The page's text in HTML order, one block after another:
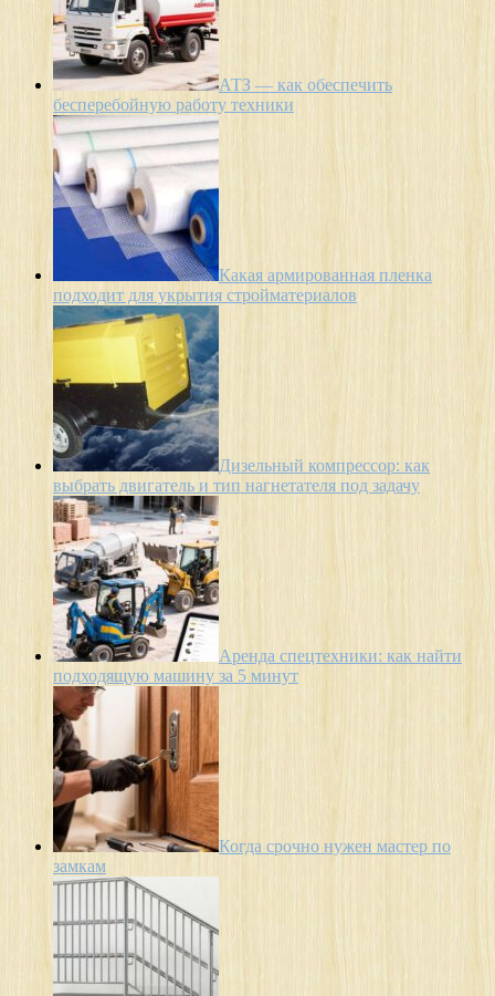
АТЗ — как обеспечить
бесперебойную работу техники
Какая армированная пленка
подходит для укрытия стройматериалов
Дизельный компрессор: как
выбрать двигатель и тип нагнетателя под задачу
Аренда спецтехники: как найти
подходящую машину за 5 минут
Когда срочно нужен мастер по
замкам